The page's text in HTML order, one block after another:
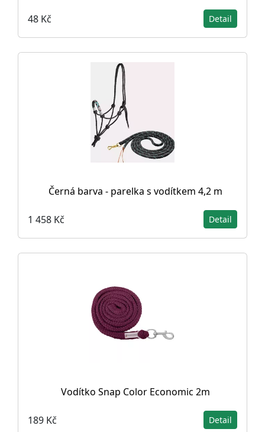
48 Kč Detail
Černá barva - parelka s vodítkem 4,2 m
1 458 Kč Detail
Vodítko Snap Color Economic 2m
189 Kč Detail